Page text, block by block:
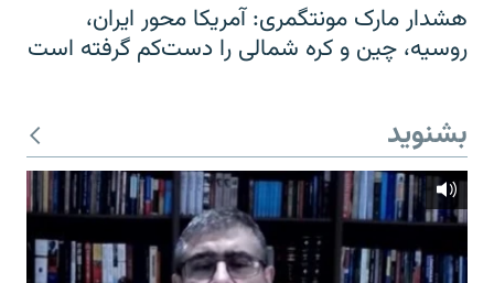
هشدار مارک مونتگمری: آمریکا محور ایران،
روسیه، چین و کره شمالی را دست‌کم گرفته است
بشنوید